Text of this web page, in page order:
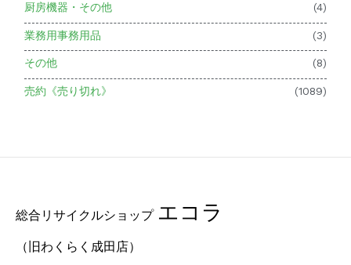
厨房機器・その他 (4)
業務用事務用品 (3)
その他 (8)
売約《売り切れ》 (1089)
総合リサイクルショップ エコラ
（旧わくらく成田店）